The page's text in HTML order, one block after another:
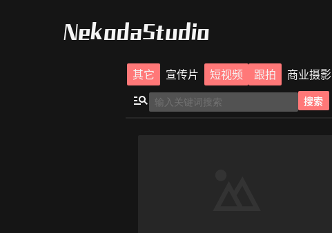
NekodaStudio
其它 宣传片 短视频 跟拍 商业摄影
搜索